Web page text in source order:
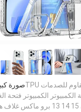
صورةركن الهواء المقاوم للصدمات TPU
الكمبيوتر فتحة
الخلفي للآيفون 15 14 13 برو ماكس